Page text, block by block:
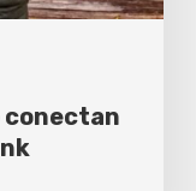
conectan